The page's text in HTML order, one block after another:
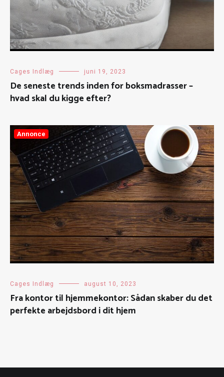
Cages Indlæg juni 19, 2023
De seneste trends inden for boksmadrasser –
hvad skal du kigge efter?
Annonce
Cages Indlæg august 10, 2023
Fra kontor til hjemmekontor: Sådan skaber du det
perfekte arbejdsbord i dit hjem